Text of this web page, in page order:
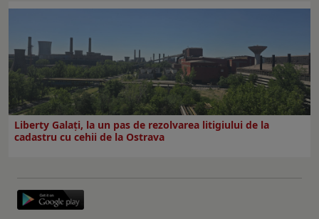
Liberty Galați, la un pas de rezolvarea litigiului de la
cadastru cu cehii de la Ostrava